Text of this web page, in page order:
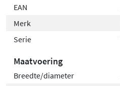
EAN
Merk
Serie
Maatvoering
Breedte/diameter